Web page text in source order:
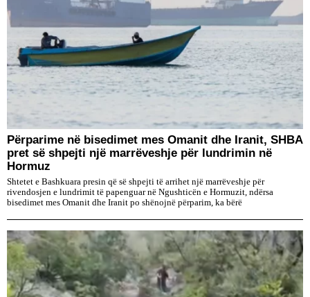
Përparime në bisedimet mes Omanit dhe Iranit, SHBA
pret së shpejti një marrëveshje për lundrimin në
Hormuz
Shtetet e Bashkuara presin që së shpejti të arrihet një marrëveshje për
rivendosjen e lundrimit të papenguar në Ngushticën e Hormuzit, ndërsa
bisedimet mes Omanit dhe Iranit po shënojnë përparim, ka bërë